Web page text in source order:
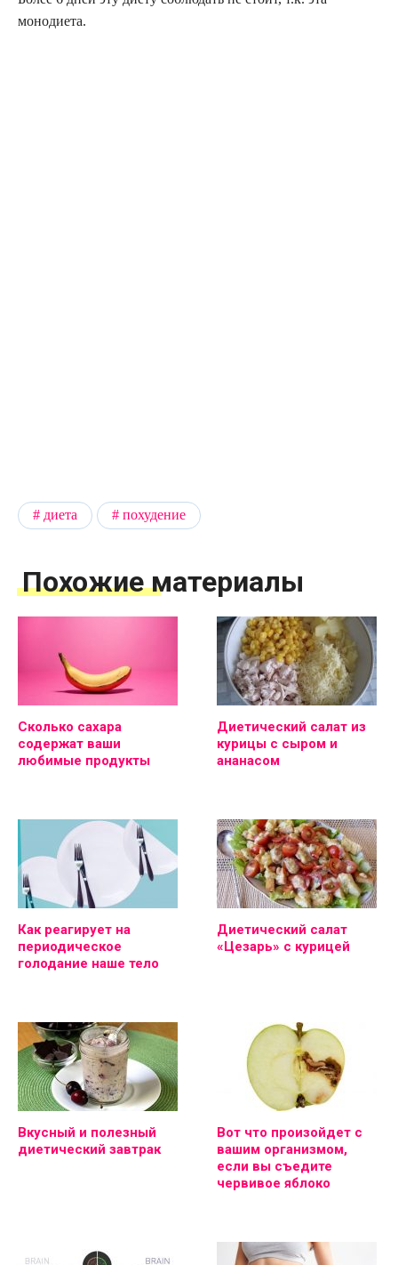
монодиета.
диета похудение
Похожие материалы
Сколько сахара
содержат ваши
любимые продукты
Диетический салат из
курицы с сыром и
ананасом
Как реагирует на
периодическое
голодание наше тело
Диетический салат
«Цезарь» с курицей
Вкусный и полезный
диетический завтрак
Вот что произойдет с
вашим организмом,
если вы съедите
червивое яблоко